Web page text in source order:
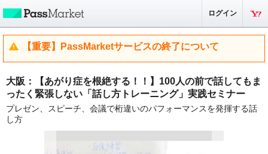
ログイン
【重要】PassMarketサービスの終了について
大阪：【あがり症を根絶する！！】100人の前で話してもま
ったく緊張しない「話し方トレーニング」実践セミナー
プレゼン、スピーチ、会議で桁違いのパフォーマンスを発揮する話
し方